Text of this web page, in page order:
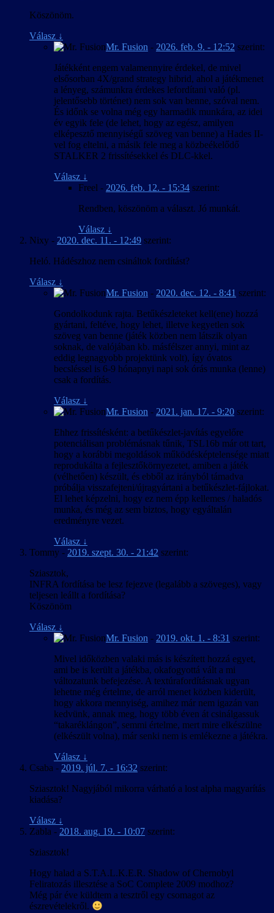
Köszönöm.
Válasz ↓
Mr. Fusion - 2026. feb. 9. - 12:52 szerint:
Játékként engem valamennyire érdekel, de mivel
elsősorban 4X/grand strategy hibrid, ahol a játékmenet
a lényeg, számunkra érdekes lefordítani való (pl.
jelentősebb történet) nem sok van benne, szóval nem.
És időnk se volna még egy harmadik munkára, az idei
év egyik fele (de lehet, hogy az egész, amilyen
elképesztő mennyiségű szöveg van benne) a Hades II-
vel fog eltelni, a másik fele meg a közbeékelődő
STALKER 2 frissítésekkel és DLC-kkel.
Válasz ↓
Freel - 2026. feb. 12. - 15:34 szerint:
Rendben, köszönöm a választ. Jó munkát.
Válasz ↓
Nixy - 2020. dec. 11. - 12:49 szerint:
Heló. Hádészhoz nem csináltok fordítást?
Válasz ↓
Mr. Fusion - 2020. dec. 12. - 8:41 szerint:
Gondolkodunk rajta. Betűkészleteket kell(ene) hozzá
gyártani, feltéve, hogy lehet, illetve kegyetlen sok
szöveg van benne (játék közben nem látszik olyan
soknak, de valójában kb. másfélszer annyi, mint az
eddig legnagyobb projektünk volt), így óvatos
becsléssel is 6-9 hónapnyi napi sok órás munka (lenne)
csak a fordítás.
Válasz ↓
Mr. Fusion - 2021. jan. 17. - 9:20 szerint:
Ehhez frissítésként: a betűkészlet-javítás egyelőre
potenciálisan problémásnak tűnik, TSL16b már ott tart,
hogy a korábbi megoldások működésképtelensége miatt
reprodukálta a fejlesztőkörnyezetet, amiben a játék
(vélhetően) készült, és ebből az irányból támadva
próbálja visszafejteni/újragyártani a betűkészlet-fájlokat.
El lehet képzelni, hogy ez nem épp kellemes / haladós
munka, és még az sem biztos, hogy egyáltalán
eredményre vezet.
Válasz ↓
Tommy - 2019. szept. 30. - 21:42 szerint:
Sziasztok,
INFRA fordítása be lesz fejezve (legalább a szöveges), vagy
teljesen leállt a fordítása?
Köszönöm
Válasz ↓
Mr. Fusion - 2019. okt. 1. - 8:31 szerint:
Mivel időközben valaki más is készített hozzá egyet,
ami be is került a játékba, okafogyottá vált a mi
változatunk befejezése. A textúrafordításnak ugyan
lehetne még értelme, de arról menet közben kiderült,
hogy akkora mennyiség, amihez már nem igazán van
kedvünk, annak meg, hogy több éven át csinálgassuk
“takaréklángon”, semmi értelme, mert mire elkészülne
(elkészült volna), már senki nem is emlékezne a játékra.
Válasz ↓
Csaba - 2019. júl. 7. - 16:32 szerint:
Sziasztok! Nagyjából mikorra várható a lost alpha magyarítás
kiadása?
Válasz ↓
Zabla - 2018. aug. 19. - 10:07 szerint:
Sziasztok!
Hogy halad a S.T.A.L.K.E.R. Shadow of Chernobyl
Feliratozás illesztése a SoC Complete 2009 modhoz?
Még pár éve küldtem a tesztről egy csomagot az
észrevételekről.